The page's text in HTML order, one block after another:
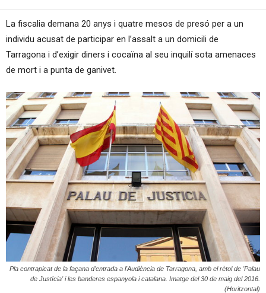
La fiscalia demana 20 anys i quatre mesos de presó per a un
individu acusat de participar en l’assalt a un domicili de
Tarragona i d’exigir diners i cocaïna al seu inquilí sota amenaces
de mort i a punta de ganivet.
Pla contrapicat de la façana d'entrada a l'Audiència de Tarragona, amb el rètol de 'Palau
de Justícia' i les banderes espanyola i catalana. Imatge del 30 de maig del 2016.
(Horitzontal)